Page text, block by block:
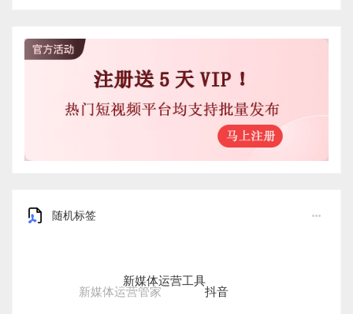
随机标签
新媒体运营管家
新媒体运营工具
抖音